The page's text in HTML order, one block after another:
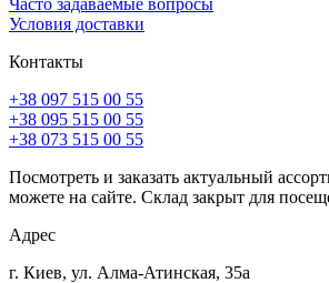
Условия доставки
Контакты
+38 097 515 00 55
+38 095 515 00 55
+38 073 515 00 55
Посмотреть и заказать актуальный
можете на сайте. Склад закрыт для
Адрес
г. Киев, ул. Алма-Атинская, 35а